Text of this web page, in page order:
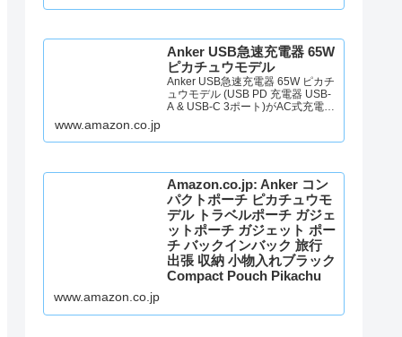
Anker USB急速充電器 65W
ピカチュウモデル
Anker USB急速充電器 65W ピカチ
ュウモデル (USB PD 充電器 USB-
A & USB-C 3ポート)がAC式充電器
可能です。アマゾン配送商品は、
www.amazon.co.jp
Amazon.co.jp: Anker コン
パクトポーチ ピカチュウモ
デル トラベルポーチ ガジェ
ットポーチ ガジェット ポー
チ バックインバック 旅行
出張 収納 小物入れブラック
Compact Pouch Pikachu
www.amazon.co.jp